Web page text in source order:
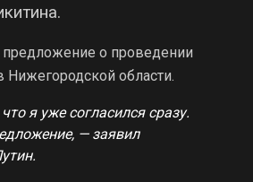
о проведении
Нижегородской области.
я уже согласился сразу.
— заявил